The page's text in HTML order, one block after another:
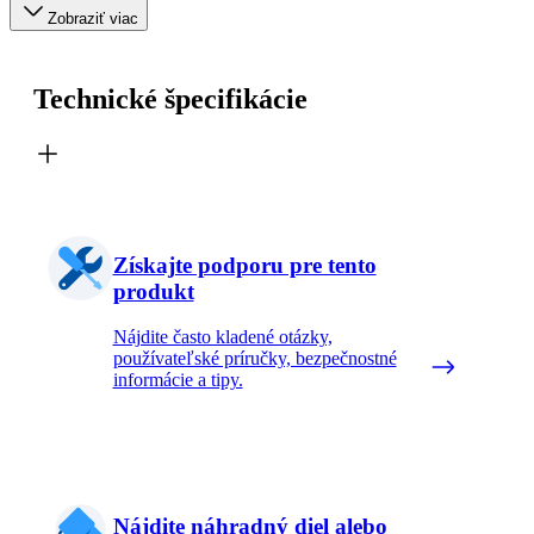
Zobraziť viac
Technické špecifikácie
Získajte podporu pre tento
produkt
Nájdite často kladené otázky,
používateľské príručky, bezpečnostné
informácie a tipy.
Nájdite náhradný diel alebo